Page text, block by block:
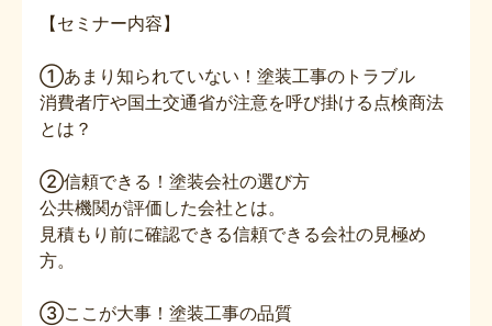
【セミナー内容】
①あまり知られていない！塗装工事のトラブル
消費者庁や国土交通省が注意を呼び掛ける点検商法
とは？
②信頼できる！塗装会社の選び方
公共機関が評価した会社とは。
見積もり前に確認できる信頼できる会社の見極め
方。
③ここが大事！塗装工事の品質